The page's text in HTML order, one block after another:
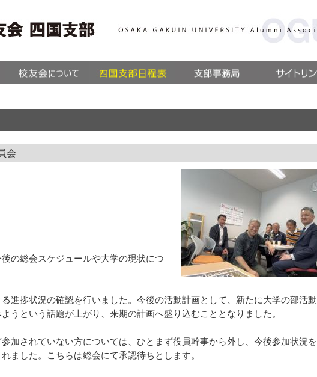
会
の総会スケジュールや大学の現状につ
進捗状況の確認を行いました。今後の活動計画として、新たに大学の部活動
うという話題が上がり、来期の計画へ盛り込むこととなりました。
加されていない方については、ひとまず役員幹事から外し、今後参加状況を
ました。こちらは総会にて承認待ちとします。